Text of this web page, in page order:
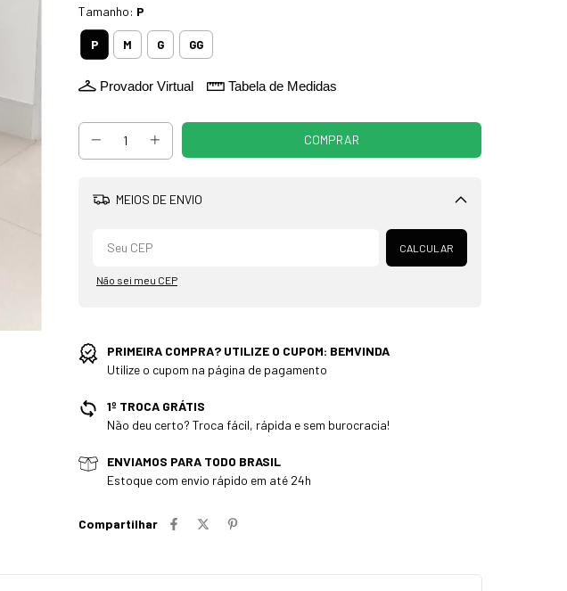
Tamanho: P
P M G GG
Provador Virtual Tabela de Medidas
MEIOS DE ENVIO
Alterar CEP
CALCULAR
Não sei meu CEP
PRIMEIRA COMPRA? UTILIZE O CUPOM: BEMVINDA
Utilize o cupom na página de pagamento
1º TROCA GRÁTIS
Não deu certo? Troca fácil, rápida e sem burocracia!
ENVIAMOS PARA TODO BRASIL
Estoque com envio rápido em até 24h
Compartilhar